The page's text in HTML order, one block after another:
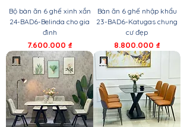
Bộ bàn ăn 6 ghế xinh xắn
24-BAD6-Belinda cho gia
đình
Giá
7.600.000 ₫
Bàn ăn 6 ghế nhập khẩu
23-BAD6-Katugas chung
cư đẹp
Giá
8.800.000 ₫